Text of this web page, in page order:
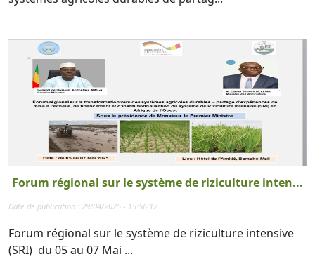
Forum régional sur le système de riziculture inten...
Date de publication : 29/04/2025 - 15:56:12
Forum régional sur le système de riziculture intensive
(SRI) du 05 au 07 Mai ...